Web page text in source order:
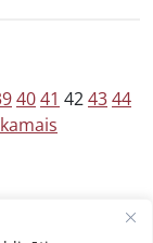
4041 424344